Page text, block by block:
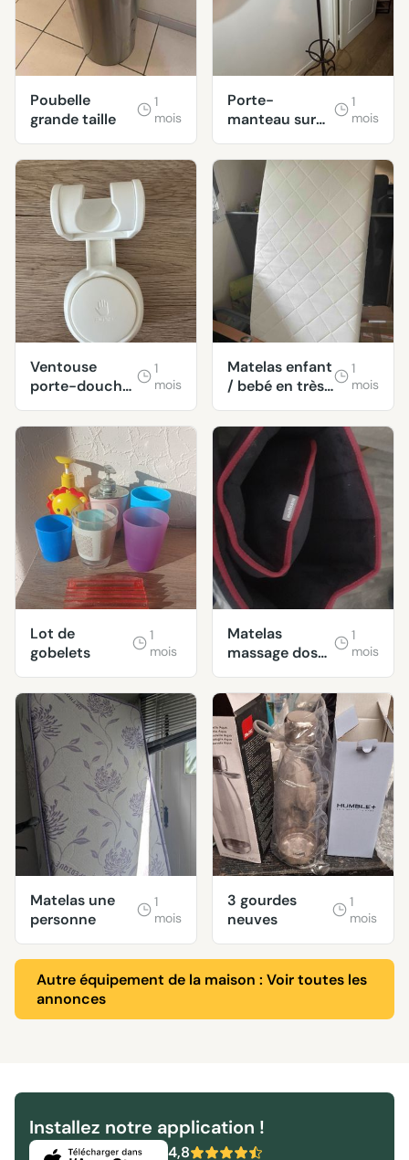
Poubelle
grande taille
1
mois
Porte-
manteau sur
pied
1
mois
Ventouse
porte-douche
neuve
1
mois
Matelas enfant
/ bebé en très
bon état
1
mois
Lot de
gobelets
1
mois
Matelas
massage dos
medisana
1
mois
Matelas une
personne
1
mois
3 gourdes
neuves
1
mois
Autre équipement de la maison : Voir toutes les
annonces
Installez notre application !
4,8